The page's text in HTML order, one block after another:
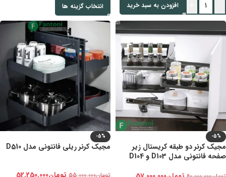
افزودن به سبد خرید انتخاب گزینه ها
-5%
مجیک کرنر دو طبقه کریستال زیر
صفحه فانتونی مدل D103 و D104
-5%
مجیک کرنر ریلی فانتونی مدل D510